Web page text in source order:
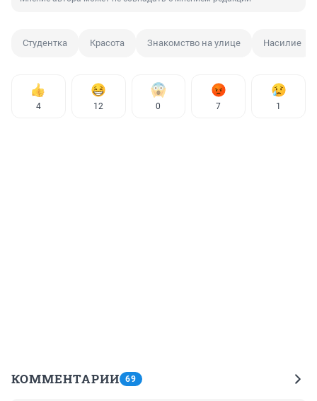
Студентка Красота Знакомство на улице Насилие
4 12 0 7 1
КОММЕНТАРИИ 69